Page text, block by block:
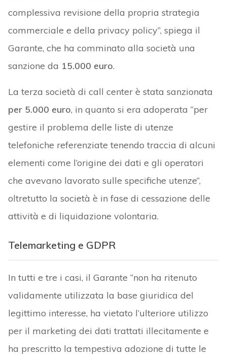
complessiva revisione della propria strategia
commerciale e della privacy policy”, spiega il
Garante, che ha comminato alla società una
sanzione da 15.000 euro.
La terza società di call center è stata sanzionata
per 5.000 euro, in quanto si era adoperata “per
gestire il problema delle liste di utenze
telefoniche referenziate tenendo traccia di alcuni
elementi come l’origine dei dati e gli operatori
che avevano lavorato sulle specifiche utenze”,
oltretutto la società è in fase di cessazione delle
attività e di liquidazione volontaria.
Telemarketing e GDPR
In tutti e tre i casi, il Garante “non ha ritenuto
validamente utilizzata la base giuridica del
legittimo interesse, ha vietato l’ulteriore utilizzo
per il marketing dei dati trattati illecitamente e
ha prescritto la tempestiva adozione di tutte le